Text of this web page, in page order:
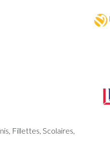
Fillettes, Scolaires,